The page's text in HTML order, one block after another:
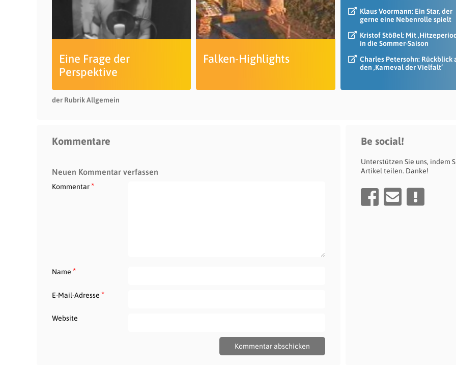
Eine Frage der
Perspektive
Falken-Highlights
Klaus Voormann: Ein Star, der
gerne eine Nebenrolle spielt
Kristof Stößel: Mit
in die Sommer-Saison
Charles Petersohn: Rückblick
den ‚Karneval der Vielfalt‘
der Rubrik Allgemein
Kommentare
Neuen Kommentar verfassen
Kommentar*
Name *
E-Mail-Adresse *
Website
Be social!
Unterstützen Sie uns, indem
Artikel teilen. Danke!